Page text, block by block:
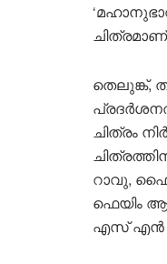
ചിത്രമാണ്
തെലുങ്ക്,
ചിത്രം
റാവു,
ഫെയിം
എസ് എൻ